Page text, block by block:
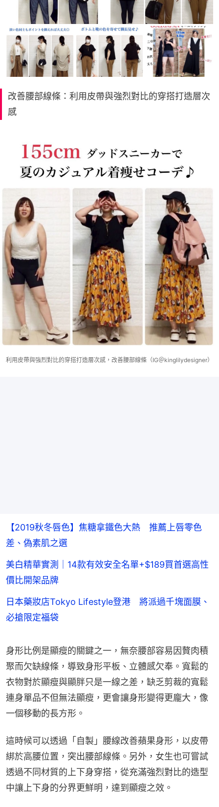
改善腰部線條：利用皮帶與強烈對比的穿搭打造層次
感
利用皮帶與強烈對比的穿搭打造層次感，改善腰部線條（IG＠kinglilydesigner）
【2019秋冬唇色】焦糖拿鐵色大熱 推薦上唇零色
差、偽素肌之選
美白精華實測｜14款有效安全名單+$189買首選高性
價比開架品牌
日本藥妝店Tokyo Lifestyle登港 將派過千塊面膜、
必搶限定福袋
身形比例是顯瘦的關鍵之一，無奈腰部容易因贅肉積
聚而欠缺線條，導致身形平板、立體感欠奉。寬鬆的
衣物對於顯瘦與顯胖只是一線之差，缺乏剪裁的寬鬆
連身單品不但無法顯瘦，更會讓身形變得更龐大，像
一個移動的長方形。
這時候可以透過「自製」腰線改善蘋果身形，以皮帶
綁於高腰位置，突出腰部線條。另外，女生也可嘗試
透過不同材質的上下身穿搭，從充滿強烈對比的造型
中讓上下身的分界更鮮明，達到顯瘦之效。